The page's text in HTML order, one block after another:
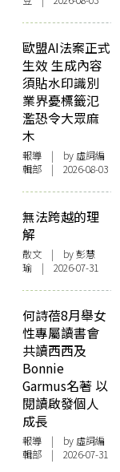
歐盟AI法案正式
生效 生成內容
須貼水印識別
業界憂標籤氾
濫恐令大眾麻
木
報導 | by 虛詞編
輯部 | 2026-08-03
無法跨越的理
解
散文 | by 彭慧
瑜 | 2026-07-31
何詩蓓8月舉女
性專屬讀書會
共讀西西及
Bonnie
Garmus名著 以
閱讀啟發個人
成長
報導 | by 虛詞編
輯部 | 2026-07-31